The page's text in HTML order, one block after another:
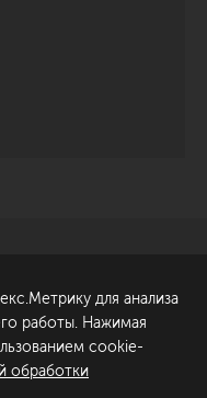
Обсудить проект
для анализа
работы. Нажимая
cookie-
обработки